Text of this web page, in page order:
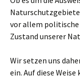
vor allem politische
Zustand unserer
Wir setzen uns
ein. Auf diese